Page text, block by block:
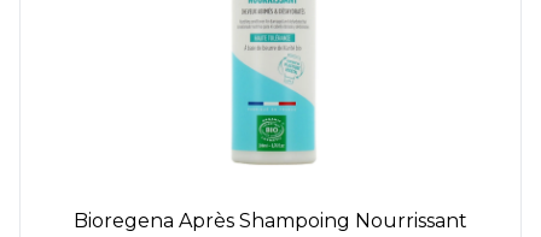
Bioregena Après Shampoing Nourrissant